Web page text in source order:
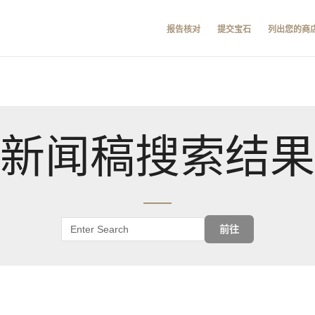
报告核对 提交宝石 列出您的商
新闻稿搜索结果
前往